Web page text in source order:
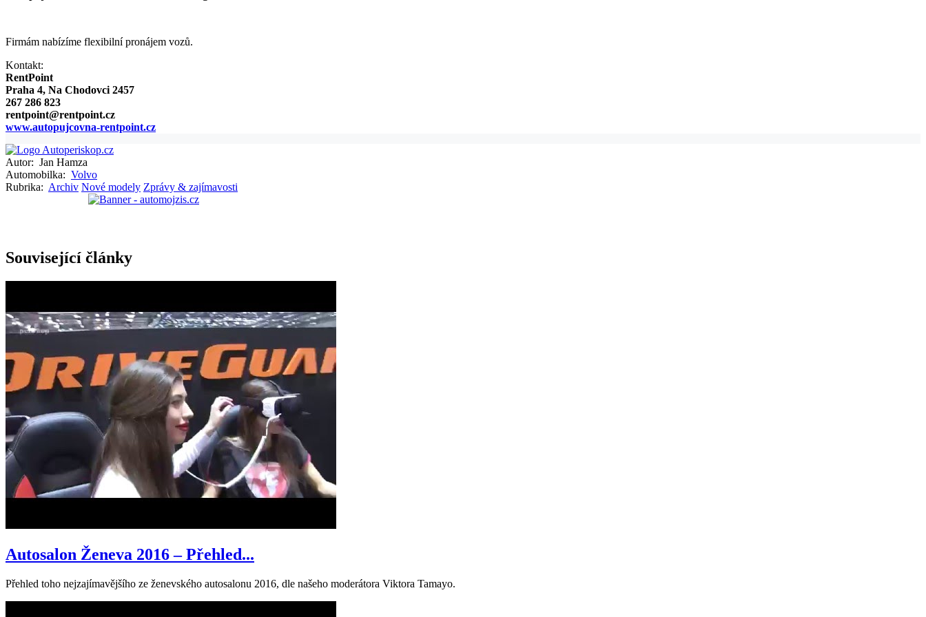
Firmám nabízíme flexibilní pronájem vozů.
Kontakt:
RentPoint
Praha 4, Na Chodovci 2457
267 286 823
rentpoint@rentpoint.cz
www.autopujcovna-rentpoint.cz
Autor: Jan Hamza
Automobilka: Volvo
Rubrika: Archiv Nové modely Zprávy & zajímavosti
Související články
Autosalon Ženeva 2016 – Přehled...
Přehled toho nejzajímavějšího ze ženevského autosalonu 2016, dle našeho moderátora Viktora Tamayo.